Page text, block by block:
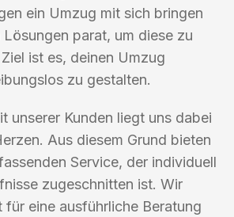
ein Umzug mit sich bringen
parat, um diese zu
ist es, deinen Umzug
zu gestalten.
unserer Kunden liegt uns dabei
Aus diesem Grund bieten
Service, der individuell
zugeschnitten ist. Wir
für eine ausführliche Beratung